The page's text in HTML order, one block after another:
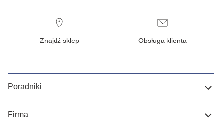
Znajdź sklep Obsługa klienta
Poradniki
Firma